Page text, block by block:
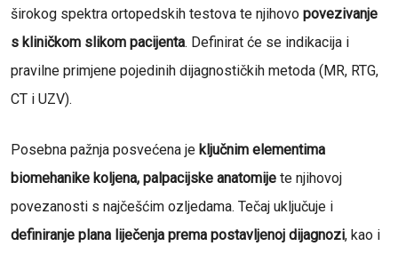
širokog spektra ortopedskih testova te njihovo povezivanje
s kliničkom slikom pacijenta. Definirat će se indikacija i
pravilne primjene pojedinih dijagnostičkih metoda (MR, RTG,
CT i UZV).
Posebna pažnja posvećena je ključnim elementima
biomehanike koljena, palpacijske anatomije te njihovoj
povezanosti s najčešćim ozljedama. Tečaj uključuje i
definiranje plana liječenja prema postavljenoj dijagnozi, kao i